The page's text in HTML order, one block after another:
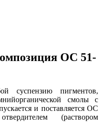
ОС 51-
суспензию пигментов,
смолы с
и поставляется ОС
(раствором